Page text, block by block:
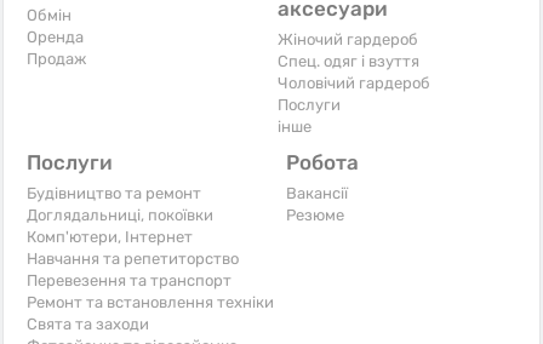
Обмін
Оренда
Продаж
аксесуари
Жіночий гардероб
Спец. одяг і взуття
Чоловічий гардероб
Послуги
інше
Послуги
Будівництво та ремонт
Доглядальниці, покоївки
Комп'ютери, Інтернет
Навчання та репетиторство
Перевезення та транспорт
Ремонт та встановлення техніки
Свята та заходи
Робота
Вакансії
Резюме